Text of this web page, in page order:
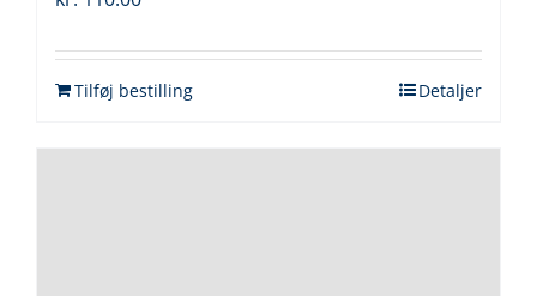
Tilføj bestilling Detaljer